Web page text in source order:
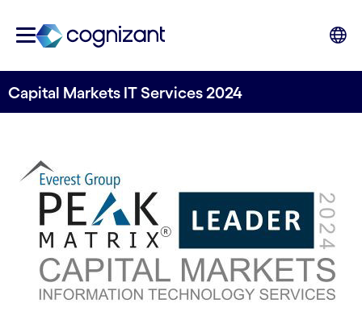
Capital Markets IT Services 2024